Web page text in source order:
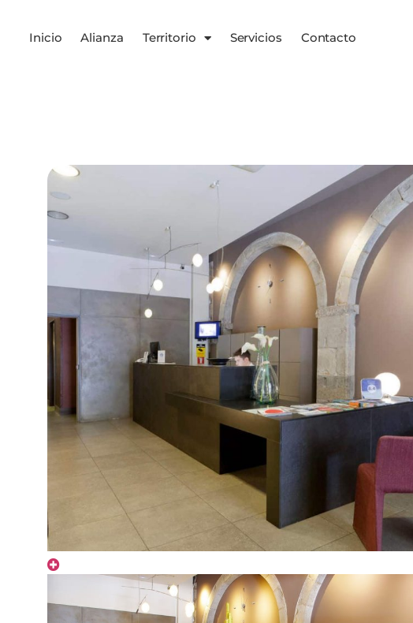
Inicio Alianza Territorio Servicios Contacto